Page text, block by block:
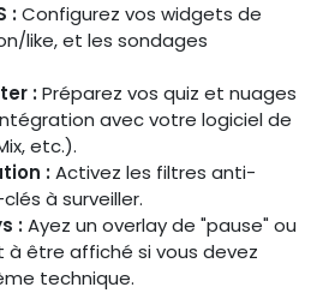
:Configurez vos widgets de
like, et les sondages
:Préparez vos quiz et nuages
avec votre logiciel de
etc.).
:Activez les filtres anti-
à surveiller.
:Ayez un overlay de "pause" ou
à être affiché si vous devez
technique.